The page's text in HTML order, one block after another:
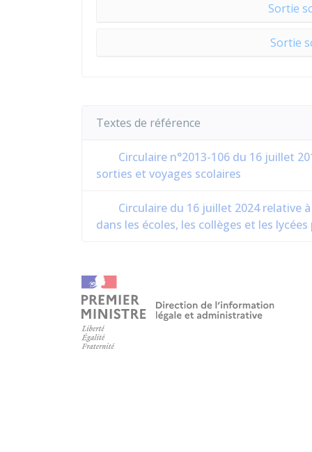
Sortie
Sortie
Textes de référence
Circulaire n°2013-106 du 16 juillet
sorties et voyages scolaires
Circulaire du 16 juillet 2024 relative
dans les écoles, les collèges et les lycées